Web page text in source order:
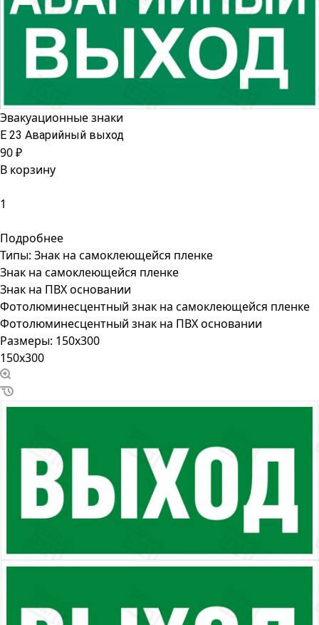
Эвакуационные знаки
Е 23 Аварийный выход
90 ₽
В корзину
Подробнее
Типы: Знак на самоклеющейся пленке
Знак на самоклеющейся пленке
Знак на ПВХ основании
Фотолюминесцентный знак на самоклеющейся пленке
Фотолюминесцентный знак на ПВХ основании
Размеры: 150x300
150x300